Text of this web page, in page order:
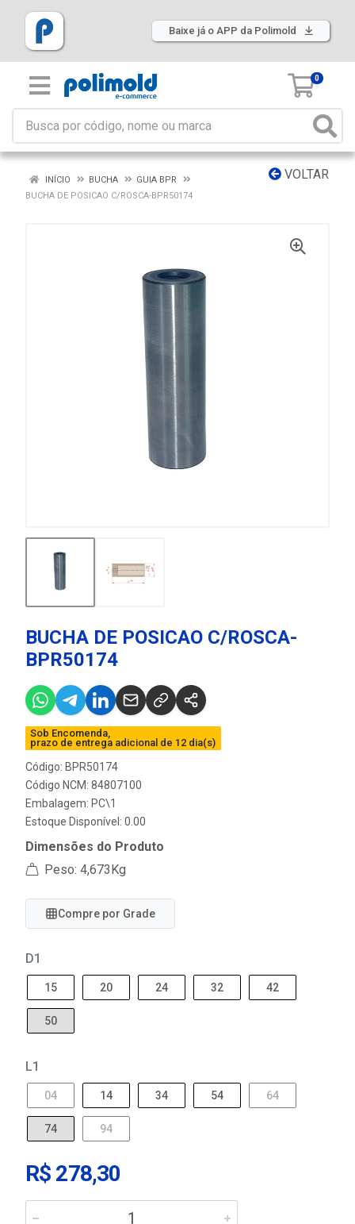
Baixe já o APP da Polimold
0
VOLTAR
INÍCIO BUCHA
GUIA BPR
BUCHA DE POSICAO C/ROSCA-BPR50174
BUCHA DE POSICAO C/ROSCA-
BPR50174
Sob Encomenda,
prazo de entrega adicional de 12 dia(s)
Código: BPR50174
Código NCM: 84807100
Embalagem: PC\1
Estoque Disponível: 0.00
Dimensões do Produto
Peso: 4,673Kg
Compre por Grade
D1
15 20 24 32 42
50
L1
04 14 34 54 64
74 94
R$ 278,30